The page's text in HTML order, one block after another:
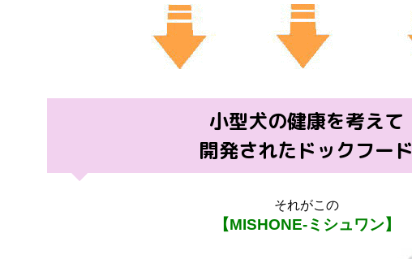
小型犬の健康を考えて
開発されたドックフード
それがこの
【MISHONE‐ミシュワン】